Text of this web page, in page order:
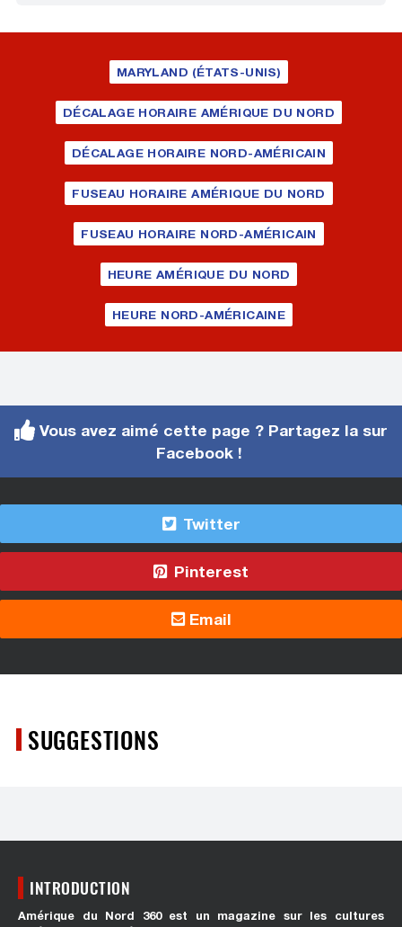
MARYLAND (ÉTATS-UNIS)
DÉCALAGE HORAIRE AMÉRIQUE DU NORD
DÉCALAGE HORAIRE NORD-AMÉRICAIN
FUSEAU HORAIRE AMÉRIQUE DU NORD
FUSEAU HORAIRE NORD-AMÉRICAIN
HEURE AMÉRIQUE DU NORD
HEURE NORD-AMÉRICAINE
Vous avez aimé cette page ? Partagez la sur
Facebook !
Twitter
Pinterest
Email
SUGGESTIONS
INTRODUCTION
Amérique du Nord 360 est un magazine sur les cultures